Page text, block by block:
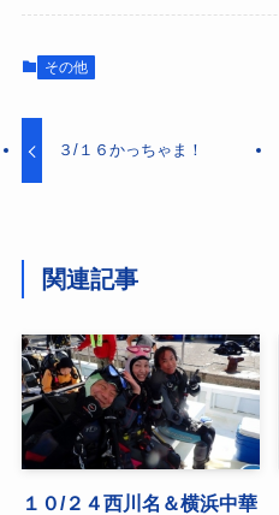
その他
３/１６かっちゃま！
関連記事
１０/２４西川名＆横浜中華